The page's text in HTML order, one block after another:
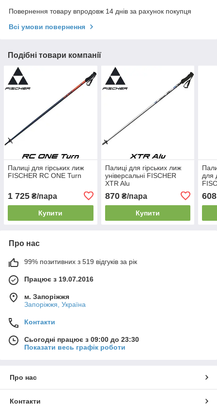
Повернення товару впродовж 14 днів за рахунок покупця
Всі умови повернення
Подібні товари компанії
Палиці для гірських лиж
FISCHER RC ONE Turn
1 725 ₴/пара
Купити
Палиці для гірських лиж
універсальні FISCHER
XTR Alu
870₴/пара
Купити
для
608
Про нас
99% позитивних з 519 відгуків за рік
Працює з 19.07.2016
м. Запоріжжя
Запоріжжя, Україна
Контакти
Сьогодні працює з 09:00 до 23:30
Показати весь графік роботи
Про нас
Контакти